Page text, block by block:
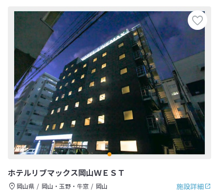
ホテルリブマックス岡山ＷＥＳＴ
施設詳細
岡山県 岡山・玉野・牛窓 岡山